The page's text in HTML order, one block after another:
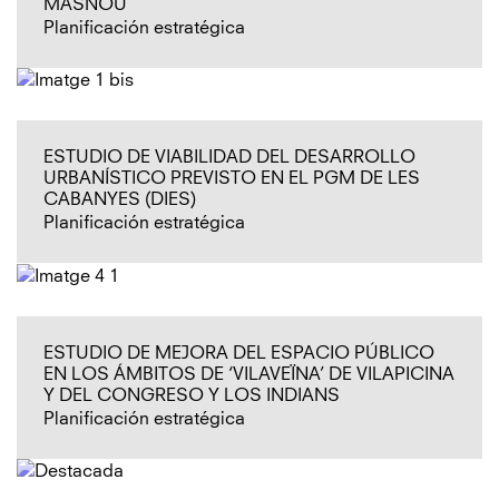
MASNOU
Planificación estratégica
ESTUDIO DE VIABILIDAD DEL DESARROLLO
URBANÍSTICO PREVISTO EN EL PGM DE LES
CABANYES (DIES)
Planificación estratégica
ESTUDIO DE MEJORA DEL ESPACIO PÚBLICO
EN LOS ÁMBITOS DE ‘VILAVEÏNA’ DE VILAPICINA
Y DEL CONGRESO Y LOS INDIANS
Planificación estratégica